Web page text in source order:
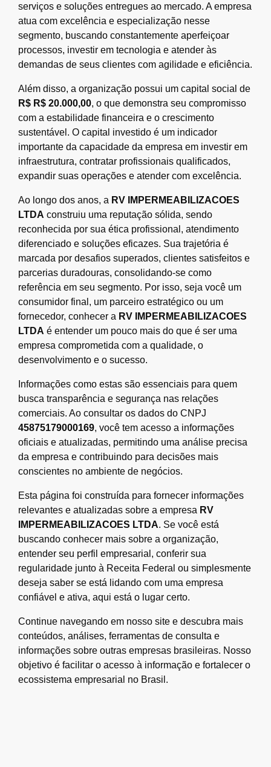
serviços e soluções entregues ao mercado. A empresa
atua com excelência e especialização nesse
segmento, buscando constantemente aperfeiçoar
processos, investir em tecnologia e atender às
demandas de seus clientes com agilidade e eficiência.
Além disso, a organização possui um capital social de
R$ R$ 20.000,00, o que demonstra seu compromisso
com a estabilidade financeira e o crescimento
sustentável. O capital investido é um indicador
importante da capacidade da empresa em investir em
infraestrutura, contratar profissionais qualificados,
expandir suas operações e atender com excelência.
Ao longo dos anos, a RV IMPERMEABILIZACOES
LTDA construiu uma reputação sólida, sendo
reconhecida por sua ética profissional, atendimento
diferenciado e soluções eficazes. Sua trajetória é
marcada por desafios superados, clientes satisfeitos e
parcerias duradouras, consolidando-se como
referência em seu segmento. Por isso, seja você um
consumidor final, um parceiro estratégico ou um
fornecedor, conhecer a RV IMPERMEABILIZACOES
LTDA é entender um pouco mais do que é ser uma
empresa comprometida com a qualidade, o
desenvolvimento e o sucesso.
Informações como estas são essenciais para quem
busca transparência e segurança nas relações
comerciais. Ao consultar os dados do CNPJ
45875179000169, você tem acesso a informações
oficiais e atualizadas, permitindo uma análise precisa
da empresa e contribuindo para decisões mais
conscientes no ambiente de negócios.
Esta página foi construída para fornecer informações
relevantes e atualizadas sobre a empresa RV
IMPERMEABILIZACOES LTDA. Se você está
buscando conhecer mais sobre a organização,
entender seu perfil empresarial, conferir sua
regularidade junto à Receita Federal ou simplesmente
deseja saber se está lidando com uma empresa
confiável e ativa, aqui está o lugar certo.
Continue navegando em nosso site e descubra mais
conteúdos, análises, ferramentas de consulta e
informações sobre outras empresas brasileiras. Nosso
objetivo é facilitar o acesso à informação e fortalecer o
ecossistema empresarial no Brasil.